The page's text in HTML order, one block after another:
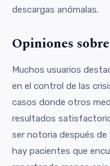
descargas anómalas.
Opiniones
Muchos usuarios
en el control de las
casos donde otros
resultados
ser notoria después de
hay pacientes que